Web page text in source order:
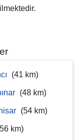
(41 km)
(48 km)
(54 km)
km)